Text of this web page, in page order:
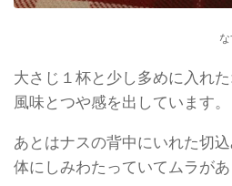
大さじ１杯と少し多めに入れ
風味とつや感を出しています。
あとはナスの背中にいれた切
体にしみわたっていてムラがあ